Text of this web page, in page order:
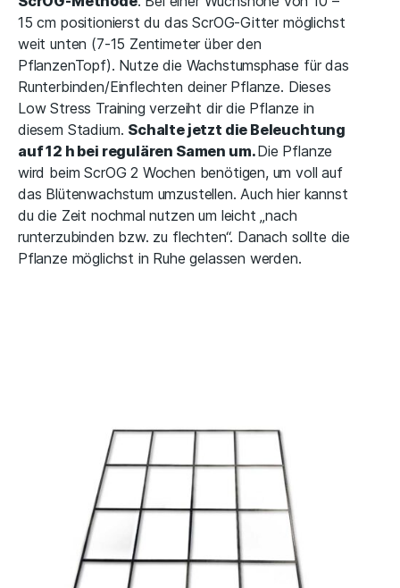
15 cm positionierst du das ScrOG-Gitter möglichst
weit unten (7-15 Zentimeter über den
PflanzenTopf). Nutze die Wachstumsphase für das
Runterbinden/Einflechten deiner Pflanze. Dieses
Low Stress Training verzeiht dir die Pflanze in
diesem Stadium. Schalte jetzt die Beleuchtung
auf 12 h bei regulären Samen um.Die Pflanze
wird beim ScrOG 2 Wochen benötigen, um voll auf
das Blütenwachstum umzustellen. Auch hier kannst
du die Zeit nochmal nutzen um leicht „nach
runterzubinden bzw. zu flechten“. Danach sollte die
Pflanze möglichst in Ruhe gelassen werden.